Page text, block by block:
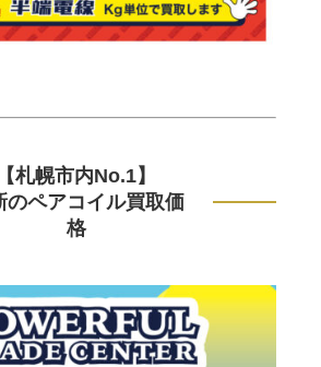
【札幌市内No.1】
のペアコイル買取価
格